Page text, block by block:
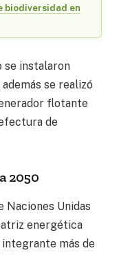
biodiversidad en
se instalaron
se realizó
flotante
de
2050
Naciones Unidas
energética
más de